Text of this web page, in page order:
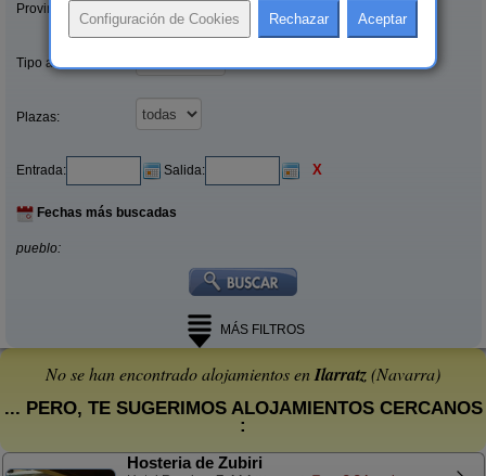
Provincias/Islas:
Tipo alquiler:
Plazas:
Entrada: Salida: X
Fechas más buscadas
pueblo:
MÁS FILTROS
No se han encontrado alojamientos enIlarratz(Navarra)
... PERO, TE SUGERIMOS ALOJAMIENTOS CERCANOS
:
Hosteria de Zubiri